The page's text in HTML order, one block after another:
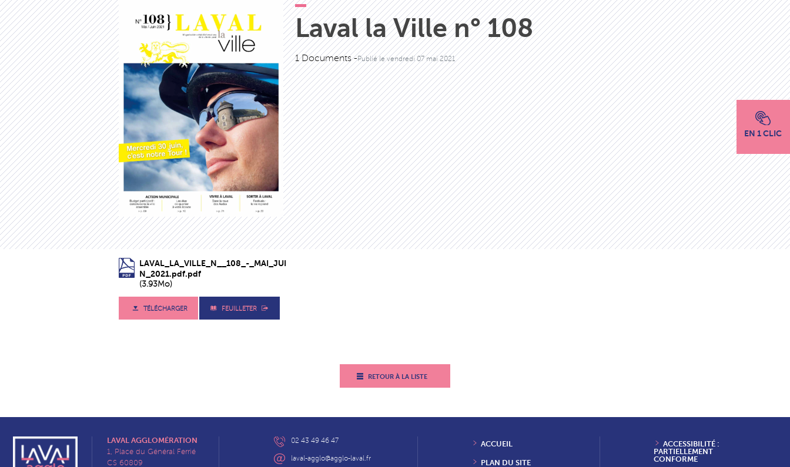
EN 1 CLIC
Laval la Ville n° 108
1 Documents -Publié levendredi 07 mai 2021
LAVAL_LA_VILLE_N__108_-_MAI_JUI
N_2021.pdf.pdf
(3.93Mo)
TÉLÉCHARGER FEUILLETER
RETOUR À LA LISTE
LAVAL AGGLOMÉRATION
1, Place du Général Ferrié
CS 60809
02 43 49 46 47
laval-agglo@agglo-laval.fr
ACCUEIL
PLAN DU SITE
ACCESSIBILITÉ :
PARTIELLEMENT
CONFORME